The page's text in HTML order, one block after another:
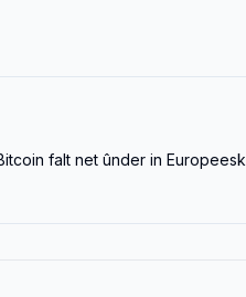
falt net ûnder in Europeesk